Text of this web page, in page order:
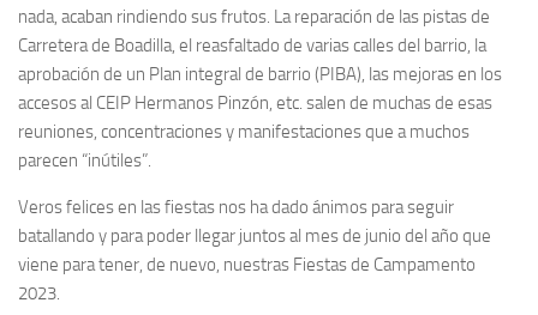
nada, acaban rindiendo sus frutos. La reparación de las pistas de
Carretera de Boadilla, el reasfaltado de varias calles del barrio, la
aprobación de un Plan integral de barrio (PIBA), las mejoras en los
accesos al CEIP Hermanos Pinzón, etc. salen de muchas de esas
reuniones, concentraciones y manifestaciones que a muchos
parecen “inútiles”.
Veros felices en las fiestas nos ha dado ánimos para seguir
batallando y para poder llegar juntos al mes de junio del año que
viene para tener, de nuevo, nuestras Fiestas de Campamento
2023.